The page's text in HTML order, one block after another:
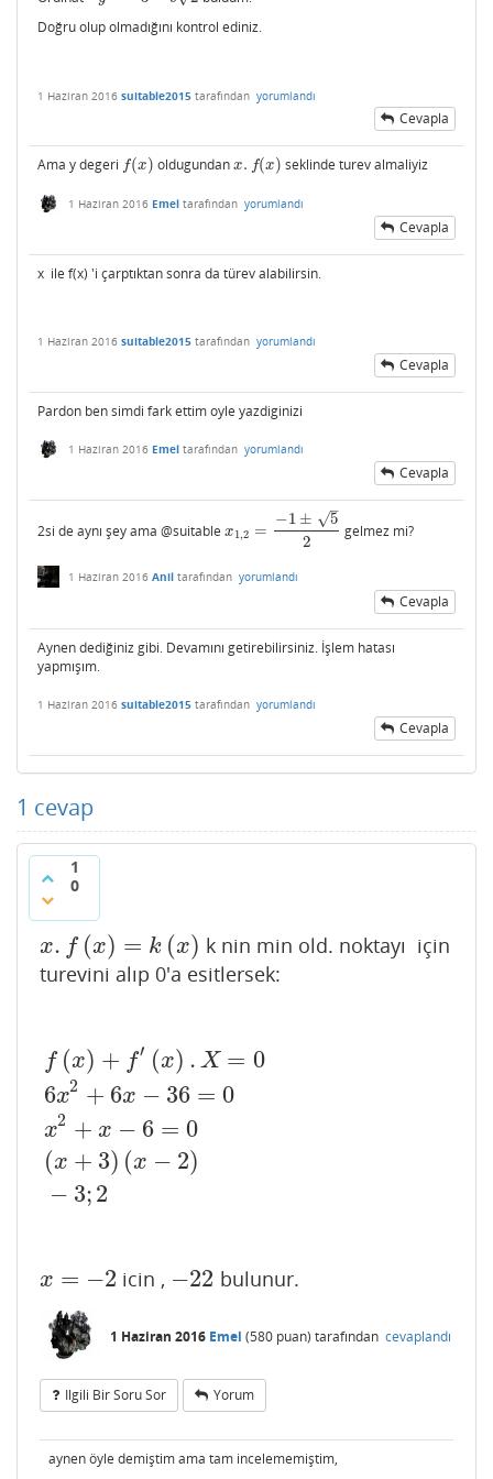
Doğru olup olmadığını kontrol ediniz.
1 Haziran 2016 suitable2015 tarafından yorumlandı
Cevapla
Ama y degeri f(x)
f(x) oldugundanx. f(x)
x.f x) seklinde turev almaliyiz
1 Haziran 2016 Emel tarafından yorumlandı
Cevapla
x ile f(x) 'i çarptıktan sonra da türev alabilirsin.
1 Haziran 2016 suitable2015 tarafından yorumlandı
Cevapla
Pardon ben simdi fark ettim oyle yazdiginizi
1 Haziran 2016 Emel tarafından yorumlandı
Cevapla
2si de aynı şey ama @suitable x1,2 =
−1 ± 5
–
√
2
x1,2 =−1 ±52 gelmez mi?
1 Haziran 2016 Anil tarafından yorumlandı
Cevapla
Aynen dediğiniz gibi. Devamını getirebilirsiniz. İşlem hatası
yapmışım.
1 Haziran 2016 suitable2015 tarafından yorumlandı
Cevapla
1 cevap
1
0
x. f (x) = k (x)
x.f x) =k(x
k nin min old. noktayı için
turevini alıp 0'a esitlersek:
f (x) + f′ (x) . X = 0
6x2 + 6x − 36 = 0
x2 + x − 6 = 0
(x + 3) (x − 2)
− 3;2
f(x) +f′( x). X= 06 x2 +6
x = −2
x= −2 icin , −22
−22 bulunur.
1 Haziran 2016 Emel (580 puan) tarafından cevaplandı
Ilgili Bir Soru Sor Yorum
aynen öyle demiştim ama tam incelememiştim,